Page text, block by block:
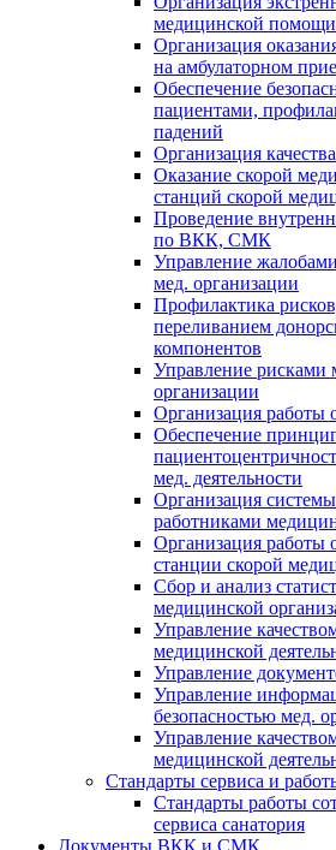
медицинской
Организация
на амбулаторном
Обеспечение
пациентами,
падений
Организация
Оказание скорой
станций скорой
Проведение
по ВКК, СМК
Управление
мед. организации
Профилактика
переливанием
компонентов
Управление рисками
организации
Организация работы
Обеспечение
мед. деятельности
Организация
работниками
Организация работы
станции скорой
Сбор и анализ
медицинской
Управление
медицинской
Управление
Управление
безопасностью мед.
Управление
медицинской
Стандарты сервиса и
Стандарты работы
сервиса санатория
Документы ВКК и СМК